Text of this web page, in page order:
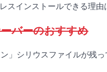
スインストールできる理
バーのおすすめ
」シリウスファイルが残